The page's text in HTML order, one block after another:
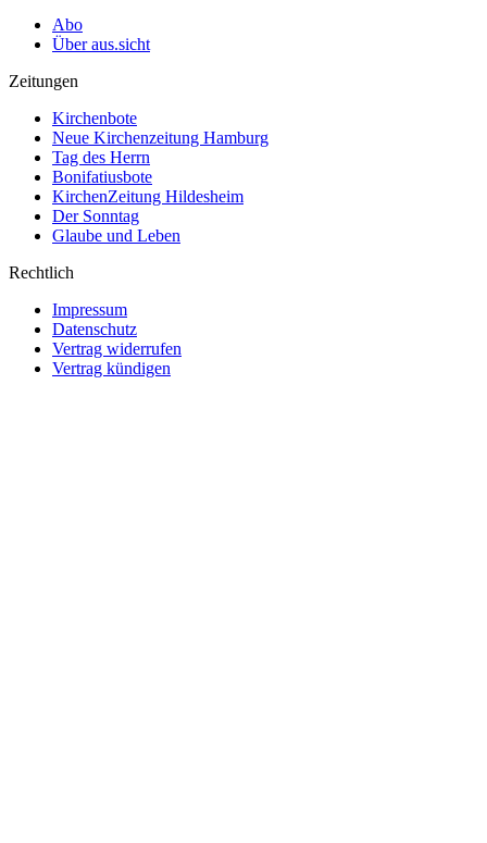
Abo
Über aus.sicht
Zeitungen
Kirchenbote
Neue Kirchenzeitung Hamburg
Tag des Herrn
Bonifatiusbote
KirchenZeitung Hildesheim
Der Sonntag
Glaube und Leben
Rechtlich
Impressum
Datenschutz
Vertrag widerrufen
Vertrag kündigen